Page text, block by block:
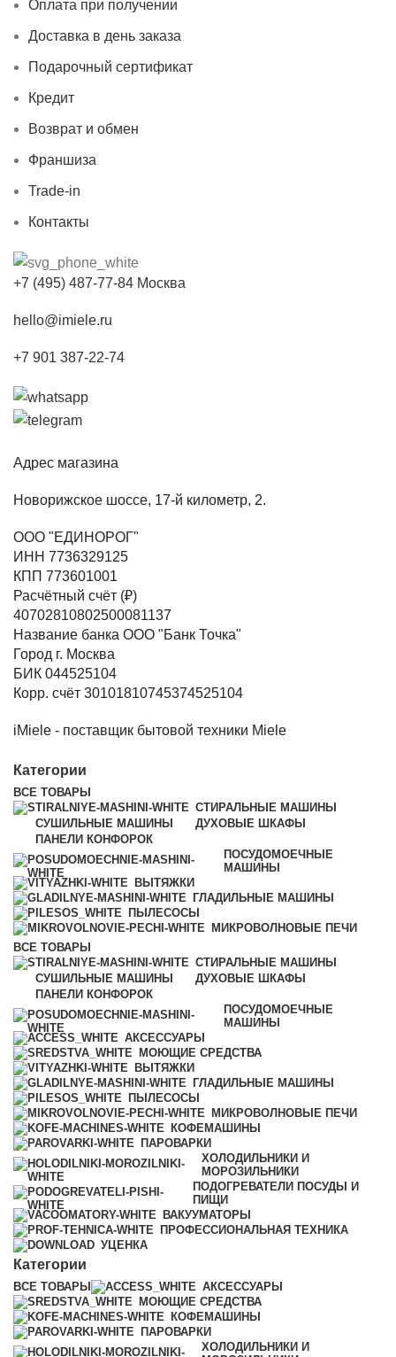
Оплата при получении
Доставка в день заказа
Подарочный сертификат
Кредит
Возврат и обмен
Франшиза
Trade-in
Контакты
+7 (495) 487-77-84 Москва
hello@imiele.ru
+7 901 387-22-74
Адрес магазина
Новорижское шоссе, 17-й километр, 2.
ООО "ЕДИНОРОГ"
ИНН 7736329125
КПП 773601001
Расчётный счёт (₽)
40702810802500081137
Название банка ООО "Банк Точка"
Город г. Москва
БИК 044525104
Корр. счёт 30101810745374525104
iMiele - поставщик бытовой техники Miele
Категории
ВСЕ ТОВАРЫ
СТИРАЛЬНЫЕ МАШИНЫ
СУШИЛЬНЫЕ МАШИНЫ
ДУХОВЫЕ ШКАФЫ
ПАНЕЛИ КОНФОРОК
ПОСУДОМОЕЧНЫЕ
МАШИНЫ
ВЫТЯЖКИ
ГЛАДИЛЬНЫЕ МАШИНЫ
ПЫЛЕСОСЫ
МИКРОВОЛНОВЫЕ ПЕЧИ
ВСЕ ТОВАРЫ
СТИРАЛЬНЫЕ МАШИНЫ
СУШИЛЬНЫЕ МАШИНЫ
ДУХОВЫЕ ШКАФЫ
ПАНЕЛИ КОНФОРОК
ПОСУДОМОЕЧНЫЕ
МАШИНЫ
АКСЕССУАРЫ
МОЮЩИЕ СРЕДСТВА
ВЫТЯЖКИ
ГЛАДИЛЬНЫЕ МАШИНЫ
ПЫЛЕСОСЫ
МИКРОВОЛНОВЫЕ ПЕЧИ
КОФЕМАШИНЫ
ПАРОВАРКИ
ХОЛОДИЛЬНИКИ И
МОРОЗИЛЬНИКИ
ПОДОГРЕВАТЕЛИ ПОСУДЫ И
ПИЩИ
ВАКУУМАТОРЫ
ПРОФЕССИОНАЛЬНАЯ ТЕХНИКА
УЦЕНКА
Категории
ВСЕ ТОВАРЫ
АКСЕССУАРЫ
МОЮЩИЕ СРЕДСТВА
КОФЕМАШИНЫ
ПАРОВАРКИ
ХОЛОДИЛЬНИКИ И